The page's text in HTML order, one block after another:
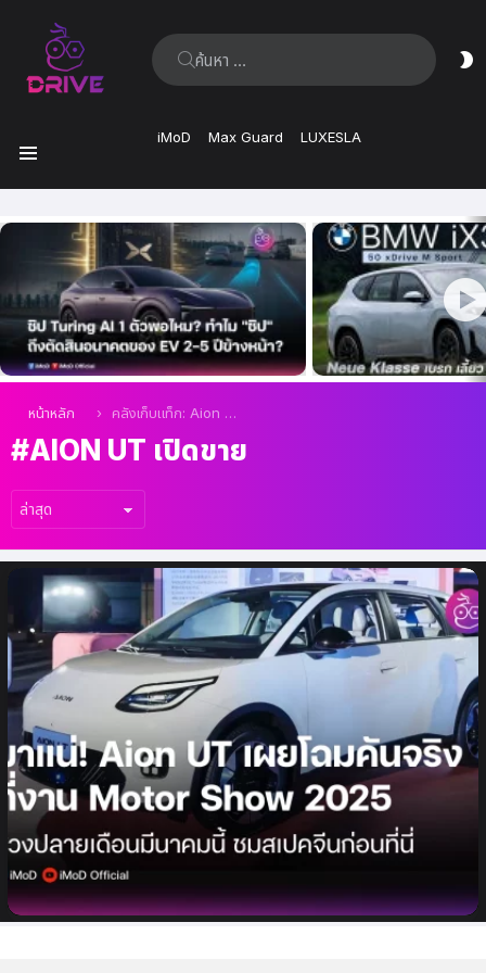
ค้นหา:
iMoD Max Guard LUXESLA
ล่าสุด
คุณอยู่ที่นี่:
หน้าหลัก คลังเก็บแท็ก: Aion UT เปิดขาย
AION UT เปิดขาย
เรื่อง
ล่าสุด
มาแน่! Aion UT รถยนต์แฮทช์แบ็กไฟฟ้า 420
กม. คู่แข่ง Dolphin พบคันจริงที่งาน Motor
Show 2025 มี.ค. นี้